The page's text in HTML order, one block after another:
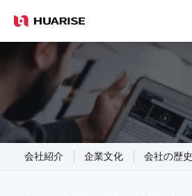
会社紹介 企業文化 会社の歴史